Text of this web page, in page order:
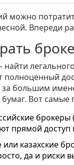
можно
Впереди
полноценный
за большим
Вот
прямой
или казахские
да и риски